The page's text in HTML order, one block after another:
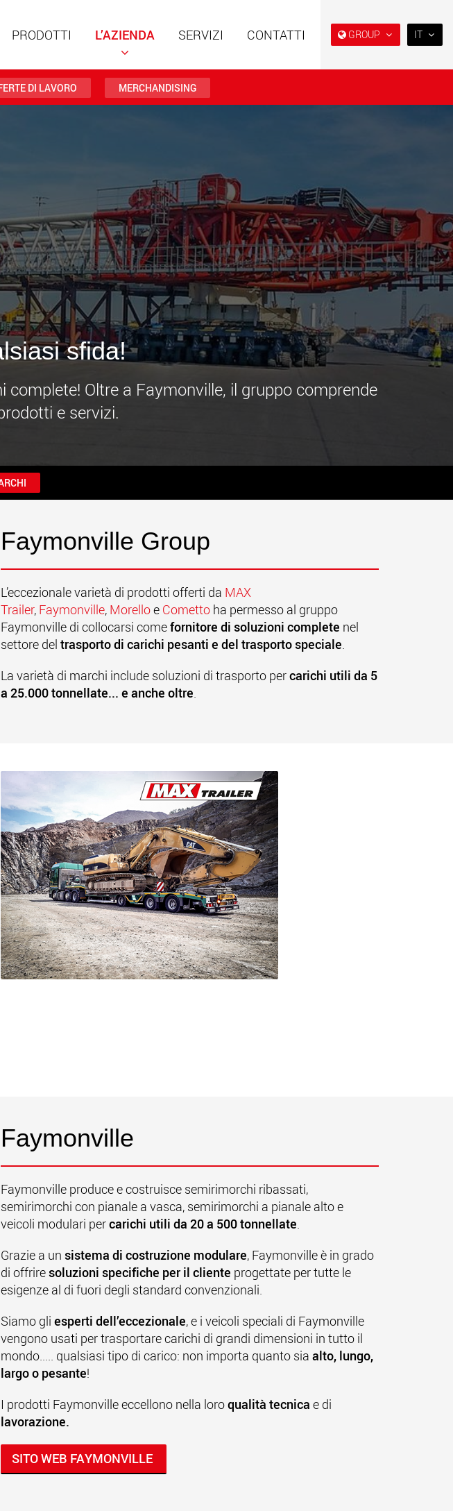
GROUP
Rimorchi speciali per portate
da 20 t fino a 500 t
www.faymonville.com
Veicoli elettrici a batteria con
capacità di carico a partire
da 5 t
www.morello.eu.com
Veicoli elettrici per il
trasporto di carichi leggeri
negli Stati Uniti
www.morello.us.com
SPMT e veicoli industriali per
portate fino a 25.000 t e oltre
www.cometto.com
IT
PT(BR)
PRODOTTI L’AZIENDA SERVIZI CONTATTI
DI LAVORO MERCHANDISING
sfida!
Oltre a Faymonville, il gruppo comprende
e servizi.
Faymonville Group
L’eccezionale varietà di prodotti offerti da MAX
Trailer, Faymonville, Morelloe Cometto ha permesso al gruppo
Faymonville di collocarsi comefornitore di soluzioni complete nel
settore del trasporto di carichi pesanti e del trasporto speciale.
La varietà di marchi include soluzioni di trasporto percarichi utili da 5
a 25.000 tonnellate... e anche oltre.
Faymonville
Faymonville produce e costruisce semirimorchi ribassati,
semirimorchi con pianale a vasca, semirimorchi a pianale altoe
veicoli modulari percarichi utili da 20 a 500 tonnellate.
Grazie a un sistema di costruzione modulare, Faymonvilleè in grado
di offriresoluzioni specifiche per il cliente progettate per tutte le
esigenze al di fuori degli standard convenzionali.
Siamo gli esperti dell’eccezionale, e i veicoli speciali di Faymonville
vengono usati per trasportare carichi di grandi dimensioni in tutto il
mondo..... qualsiasi tipo di carico: non importa quanto sia alto, lungo,
largo o pesante!
I prodotti Faymonville eccellono nella loroqualità tecnica e di
lavorazione.
SITO WEB FAYMONVILLE